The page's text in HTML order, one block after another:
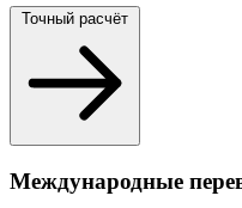
Точный расчёт
Международные